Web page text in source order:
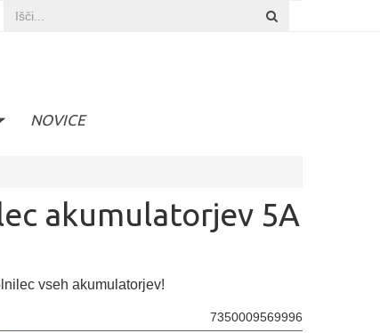
NOVICE
akumulatorjev 5A
vseh akumulatorjev!
7350009569996